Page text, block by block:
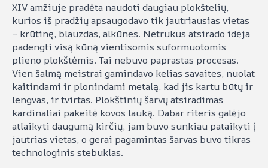
XIV amžiuje pradėta naudoti daugiau plokštelių,
kurios iš pradžių apsaugodavo tik jautriausias vietas
– krūtinę, blauzdas, alkūnes. Netrukus atsirado idėja
padengti visą kūną vientisomis suformuotomis
plieno plokštėmis. Tai nebuvo paprastas procesas.
Vien šalmą meistrai gamindavo kelias savaites, nuolat
kaitindami ir plonindami metalą, kad jis kartu būtų ir
lengvas, ir tvirtas. Plokštinių šarvų atsiradimas
kardinaliai pakeitė kovos lauką. Dabar riteris galėjo
atlaikyti daugumą kirčių, jam buvo sunkiau pataikyti į
jautrias vietas, o gerai pagamintas šarvas buvo tikras
technologinis stebuklas.